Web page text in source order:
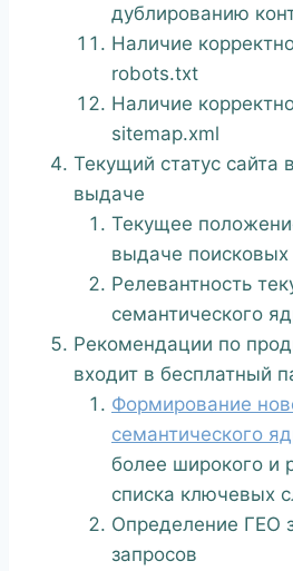
дублированию
Наличие
robots.txt
Наличие
sitemap.xml
Текущий статус сайта
выдаче
Текущее
выдаче
Релевантность
семантического
Рекомендации по
входит в бесплатный
Формирование
семантического
более широкого и
списка ключевых
Определение ГЕО
запросов